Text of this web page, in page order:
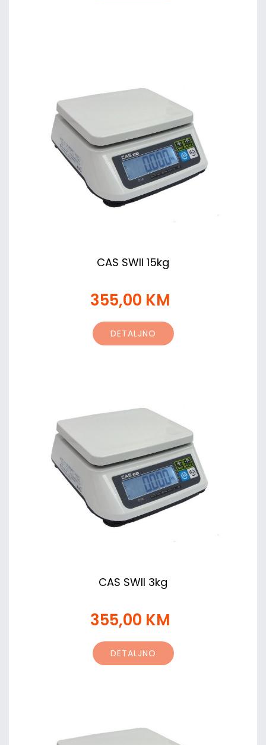
CAS SWII 15kg
355,00 KM
DETALJNO
CAS SWII 3kg
355,00 KM
DETALJNO